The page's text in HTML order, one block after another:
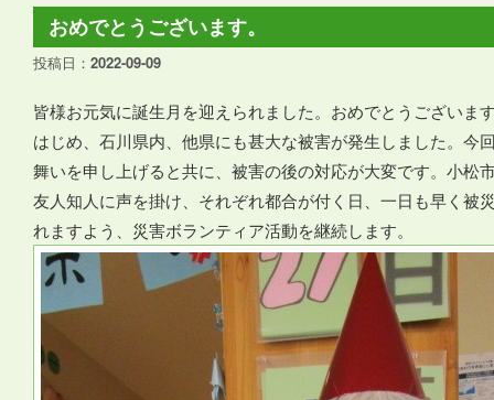
おめでとうございます。
投稿日： 2022-09-09
皆様お元気に誕生月を迎えられました。おめでとうございま
はじめ、石川県内、他県にも甚大な被害が発生しました。今
舞いを申し上げると共に、被害の後の対応が大変です。小松
友人知人に声を掛け、それぞれ都合が付く日、一日も早く被
れますよう、災害ボランティア活動を継続します。